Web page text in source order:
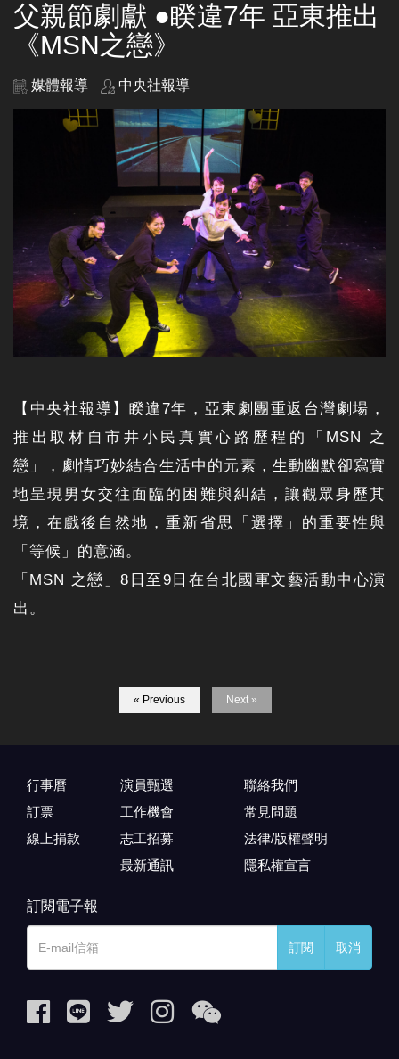
父親節劇獻 ●睽違7年 亞東推出
《MSN之戀》
媒體報導 中央社報導
【中央社報導】睽違7年，亞東劇團重返台灣劇場，
推出取材自市井小民真實心路歷程的「MSN 之
戀」，劇情巧妙結合生活中的元素，生動幽默卻寫實
地呈現男女交往面臨的困難與糾結，讓觀眾身歷其
境，在戲後自然地，重新省思「選擇」的重要性與
「等候」的意涵。
「MSN 之戀」8日至9日在台北國軍文藝活動中心演
出。
« Previous Next »
行事曆
訂票
線上捐款
演員甄選
工作機會
志工招募
最新通訊
聯絡我們
常見問題
法律/版權聲明
隱私權宣言
訂閱電子報
訂閱 取消